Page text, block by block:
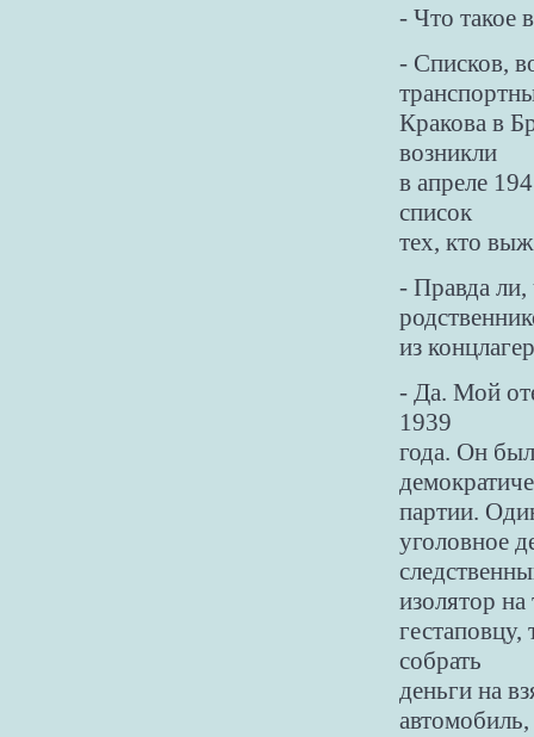
- Что такое
- Списков,
Кракова в
возникли
в апреле
список
тех, кто
- Правда ли,
из
- Да. Мой
1939
года. Он
партии.
уголовное
изолятор
собрать
деньги на